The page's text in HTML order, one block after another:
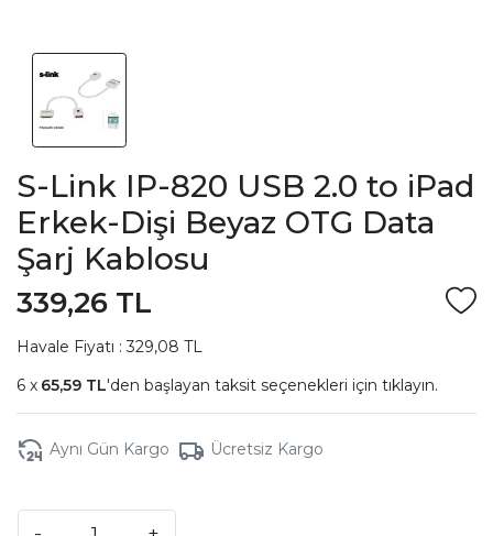
S-Link IP-820 USB 2.0 to iPad
Erkek-Dişi Beyaz OTG Data
Şarj Kablosu
339,26 TL
Havale Fiyatı : 329,08 TL
65,59 TL'den başlayan taksit seçenekleri için tıklayın.
Aynı Gün Kargo Ücretsiz Kargo